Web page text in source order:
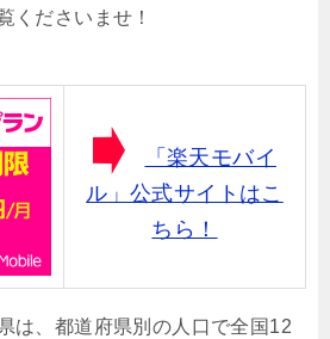
くださいませ！
「楽天モバイ
ル」公式サイトはこ
ちら！
は、都道府県別の人口で全国12